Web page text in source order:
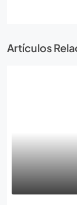
Artículos